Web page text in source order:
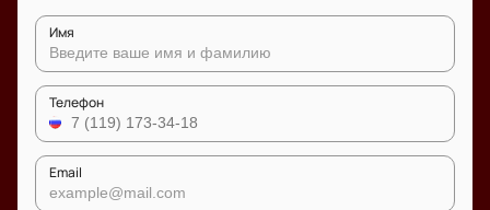
Имя
Телефон
Email